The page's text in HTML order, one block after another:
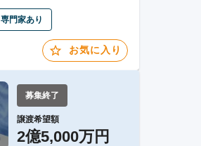
専門家あり
お気に入り
募集終了
譲渡希望額
2億5,000万円